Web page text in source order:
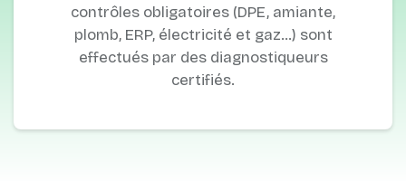
contrôles obligatoires (DPE, amiante,
plomb, ERP, électricité et gaz…) sont
effectués par des diagnostiqueurs
certifiés.